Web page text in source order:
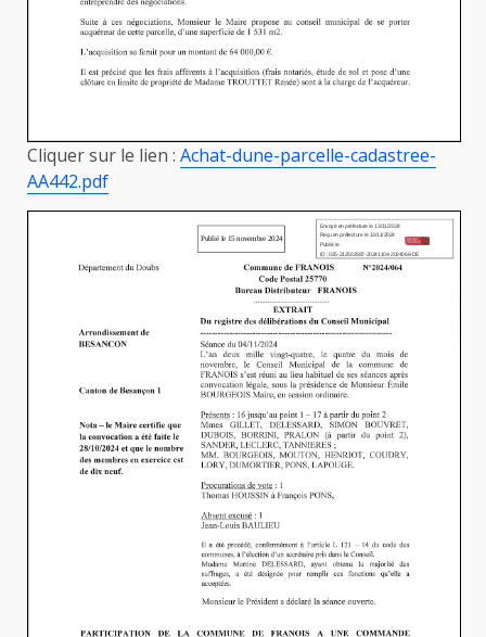
Cliquer sur le lien : Achat-dune-parcelle-cadastree-
AA442.pdf